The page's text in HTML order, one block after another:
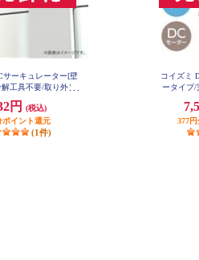
サーキュレーター[壁
工具不要/取り外し
円
(税込)
ポイント還元
(1件)
コイズミ
ータイプ/
377